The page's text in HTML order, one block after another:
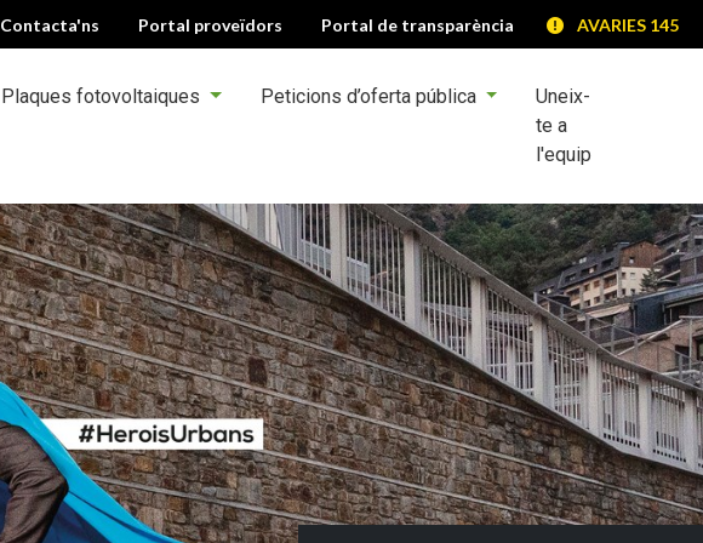
Contacta'ns Portal proveïdors Portal de transparència AVARIES 145
Plaques fotovoltaiques Peticions d’oferta pública
Uneix-
te a
l'equip